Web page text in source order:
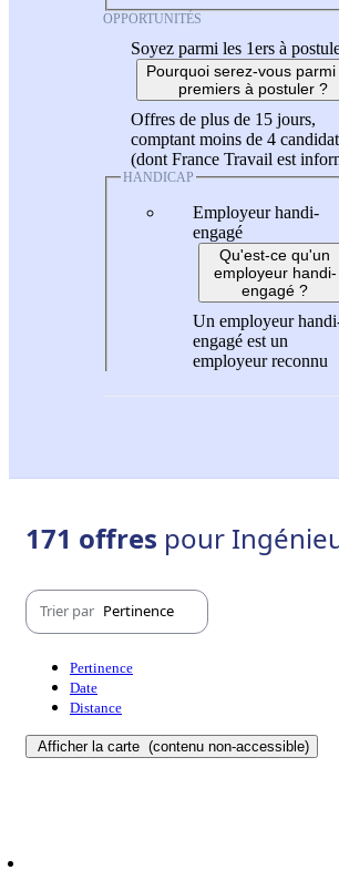
OPPORTUNITÉS
Soyez parmi les 1ers à
Pourquoi serez-vous parmi
premiers à postuler ?
Offres de plus de 15 jours,
comptant moins de 4
(dont France Travail est
HANDICAP
Employeur handi-
engagé
Qu'est-ce qu'un
employeur handi-
engagé ?
Un employeur
engagé est un
employeur reconnu
171 offres pour
Trier par Pertinence
Pertinence
Date
Distance
Afficher la carte (contenu non-accessible)